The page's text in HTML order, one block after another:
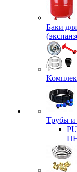
Баки
Трубы